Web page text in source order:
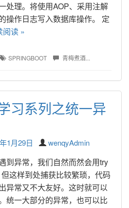
处理。将使用AOP、采用注解
操作日志写入数据库操作。 定
阅读 »
SPRINGBOOT 青梅煮酒...
习系列之统一异
1月29日 wenqyAdmin
到异常，我们自然而然会用try
这样到处捕获比较繁琐，代码
异常又不大友好。这时就可以
统一大部分的异常，也可以比